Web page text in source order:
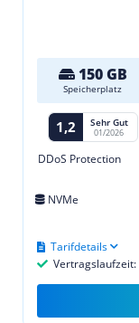
150 GB
Speicherplatz
1,2 Sehr Gut
01/2026
DDoS Protection
NVMe
Tarifdetails